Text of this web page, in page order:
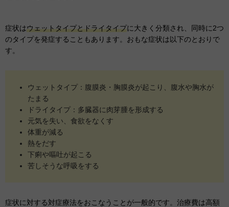
症状はウェットタイプとドライタイプに大きく分類され、同時に2つ
のタイプを発症することもあります。おもな症状は以下のとおりで
す。
ウェットタイプ：腹膜炎・胸膜炎が起こり、腹水や胸水が
たまる
ドライタイプ：多臓器に肉芽腫を形成する
元気を失い、食欲をなくす
体重が減る
熱をだす
下痢や嘔吐が起こる
苦しそうな呼吸をする
症状に対する対症療法をおこなうことが一般的です。治療費は高額